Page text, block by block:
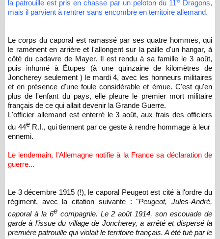
la patrouille est pris en chasse par un peloton du 11 Dragons,
mais il parvient à rentrer sans encombre en territoire allemand.
Le corps du caporal est ramassé par ses quatre hommes, qui
le ramènent en arrière et l'allongent sur la paille d'un hangar, à
côté du cadavre de Mayer. Il est rendu à sa famille le 3 août,
puis inhumé à Étupes (à une quinzaine de kilomètres de
Joncherey seulement ) le mardi 4, avec les honneurs militaires
et en présence d'une foule considérable et émue. C'est qu'en
plus de l'enfant du pays, elle pleure le premier mort militaire
français de ce qui allait devenir la Grande Guerre.
L'officier allemand est enterré le 3 août, aux frais des officiers
du 44eR.I., qui tiennent par ce geste à rendre hommage à leur
ennemi.
Le lendemain, l'Allemagne notifie à la France sa déclaration de
guerre...
Le 3 décembre 1915 (!), le caporal Peugeot est cité à l'ordre du
régiment, avec la citation suivante : "Peugeot, Jules-André,
caporal à la 6ecompagnie. Le 2 août 1914, son escouade de
garde à l'issue du village de Joncherey, a arrêté et dispersé la
première patrouille qui violait le territoire français. A été tué par le